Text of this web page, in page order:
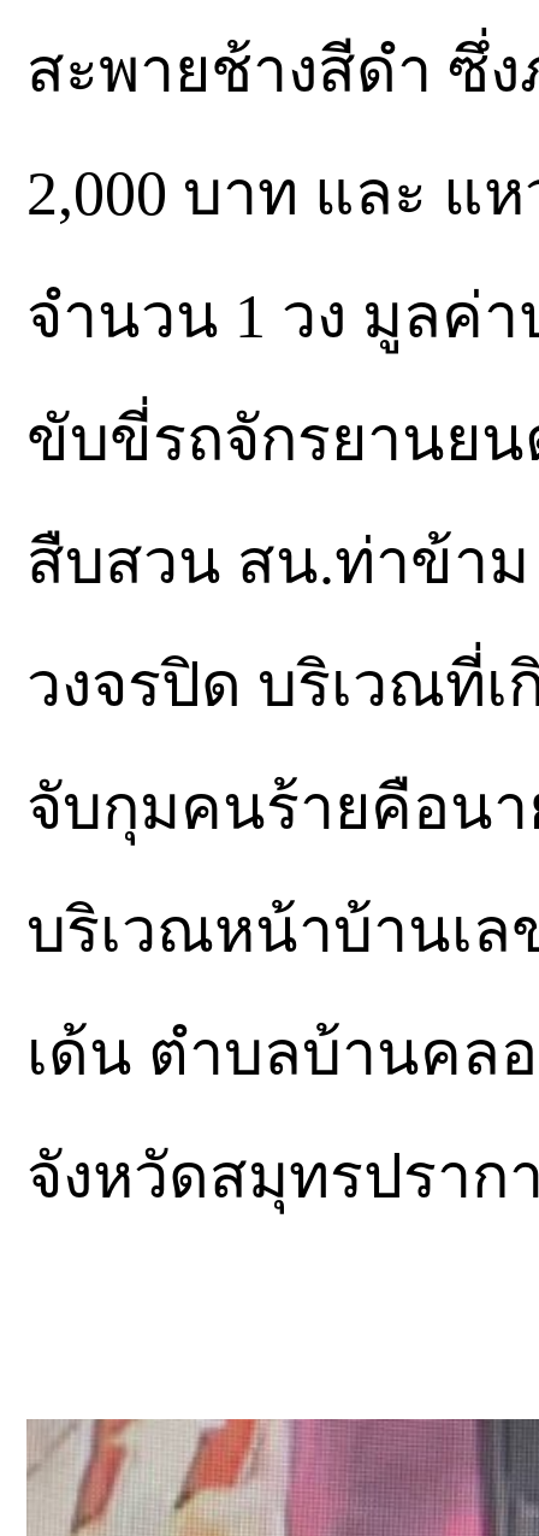
สะพายช้างสีดำ ซึ่
2,000 บาท และ แ
จำนวน 1 วง มูลค่
ขับขี่รถจักรยานย
สืบสวน สน.ท่าข้าม
วงจรปิด บริเวณที่
จับกุมคนร้ายคือน
บริเวณหน้าบ้านเล
เด้น ตำบลบ้านคล
จังหวัดสมุทรปราก